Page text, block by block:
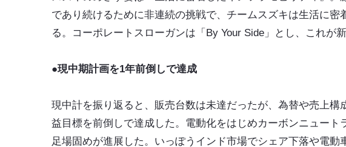
であり続けるために非連続の挑戦で、チームスズキは生活に
る。コーポレートスローガンは「By Your Side」とし、これが
●現中期計画を1年前倒しで達成
現中計を振り返ると、販売台数は未達だったが、為替や売上構
益目標を前倒しで達成した。電動化をはじめカーボンニュー
足場固めが進展した。いっぽうインド市場でシェア下落や電